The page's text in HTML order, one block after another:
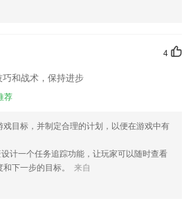
进行使用，更好的实现了纸质化的网络联
要提醒
用担心误删文章了
录,请到"我的"里寻找吧~
技有限公司
4
和战术，保持进步
荐
戏目标，并制定合理的计划，以便在游戏中有
设计一个任务追踪功能，让玩家可以随时查看
下一步的目标。
来自